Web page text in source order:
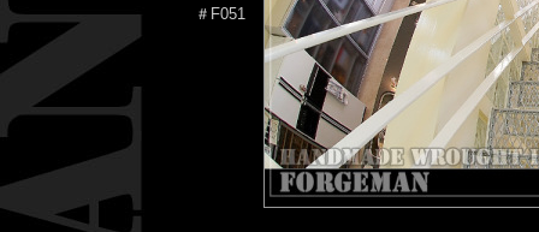
＃F051